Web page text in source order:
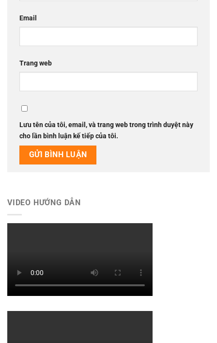
Email
Trang web
Lưu tên của tôi, email, và trang web trong trình duyệt này
cho lần bình luận kế tiếp của tôi.
VIDEO HƯỚNG DẪN